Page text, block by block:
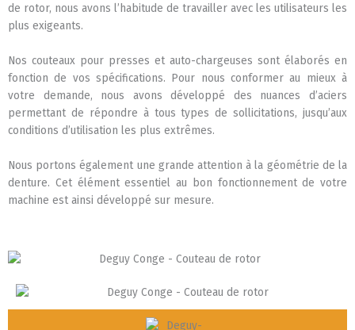
de rotor, nous avons l’habitude de travailler avec les utilisateurs les
plus exigeants.
Nos couteaux pour presses et auto-chargeuses sont élaborés en
fonction de vos spécifications. Pour nous conformer au mieux à
votre demande, nous avons développé des nuances d’aciers
permettant de répondre à tous types de sollicitations, jusqu’aux
conditions d’utilisation les plus extrêmes.
Nous portons également une grande attention à la géométrie de la
denture. Cet élément essentiel au bon fonctionnement de votre
machine est ainsi développé sur mesure.